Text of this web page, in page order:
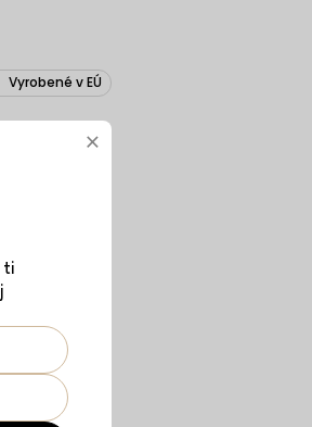
Vyrobené v EÚ
×
ti